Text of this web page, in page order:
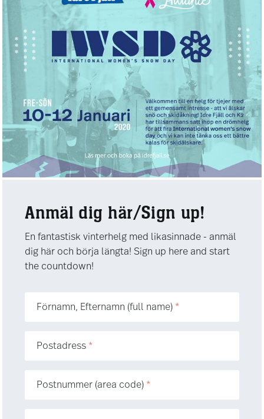
Anmäl dig här/Sign up!
En fantastisk vinterhelg med likasinnade - anmäl
dig här och börja längta! Sign up here and start
the countdown!
Förnamn, Efternamn (full name) *
Postadress *
Postnummer (area code) *